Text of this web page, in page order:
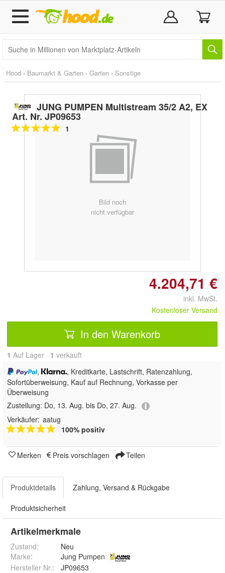
Hood › Baumarkt & Garten › Garten › Sonstige
JUNG PUMPEN Multistream 35/2 A2, EX
Art. Nr. JP09653
1
Bild noch
nicht verfügbar
4.204,71 €
inkl. MwSt.
Kostenloser Versand
In den Warenkorb
1 Auf Lager 1 verkauft
,
, Kreditkarte, Lastschrift, Ratenzahlung,
Sofortüberweisung, Kauf auf Rechnung, Vorkasse per
Überweisung
Zustellung: Do, 13. Aug. bis Do, 27. Aug.
Verkäufer: aatug
100% positiv
Merken Preis vorschlagen Teilen
Produktdetails Zahlung, Versand & Rückgabe
Produktsicherheit
Artikelmerkmale
Zustand:
Neu
Marke:
Jung Pumpen
Hersteller Nr.:
JP09653